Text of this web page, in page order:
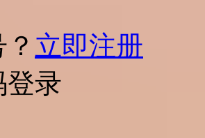
立即注册
登录